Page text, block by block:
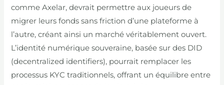
comme Axelar, devrait permettre aux joueurs de
migrer leurs fonds sans friction d’une plateforme à
l’autre, créant ainsi un marché véritablement ouvert.
L’identité numérique souveraine, basée sur des DID
(decentralized identifiers), pourrait remplacer les
processus KYC traditionnels, offrant un équilibre entre